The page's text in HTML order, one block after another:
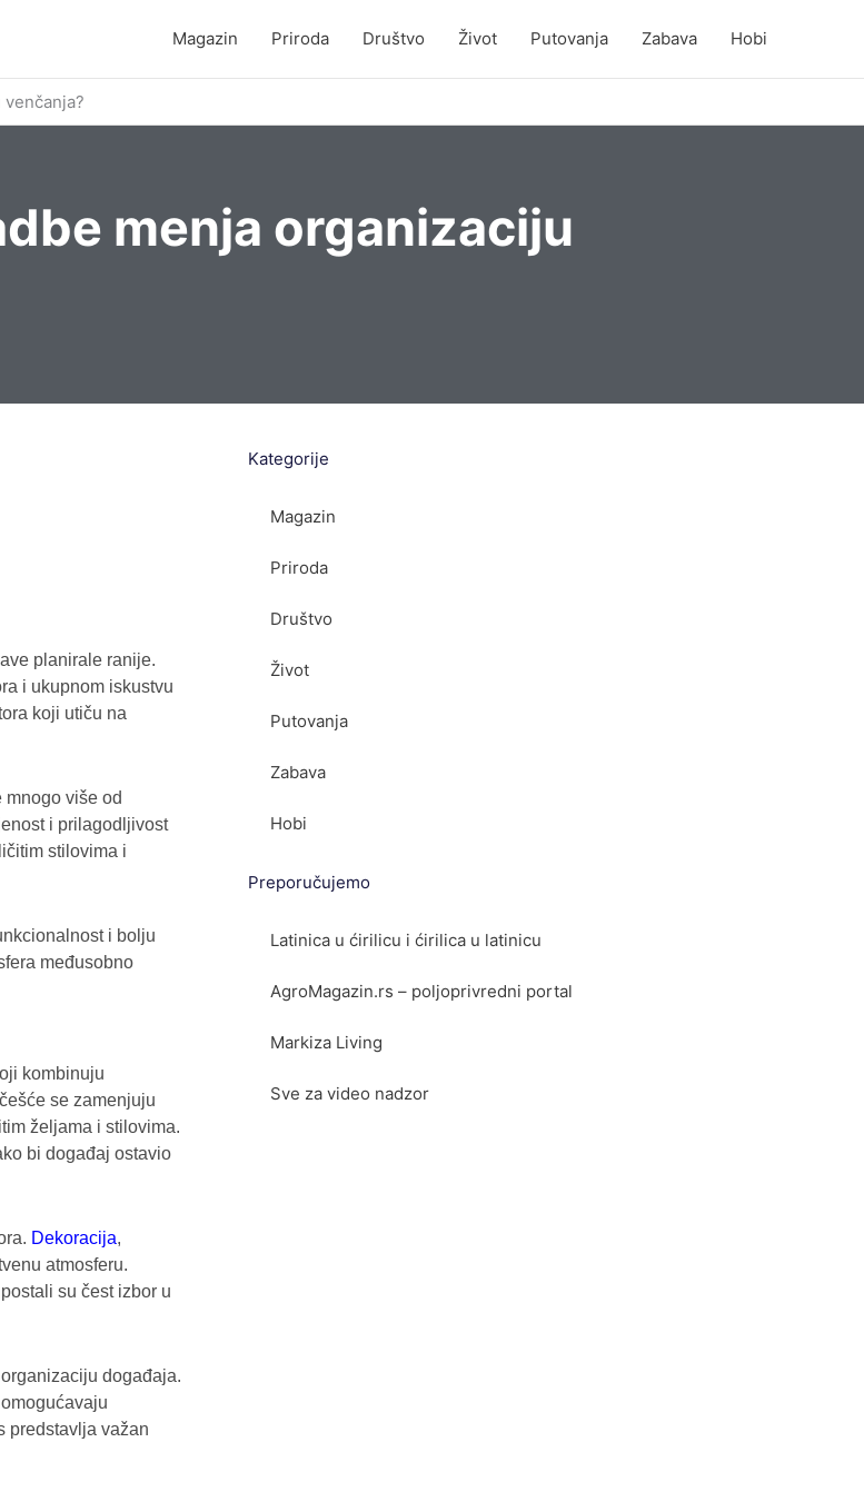
Magazin Priroda Društvo Život Putovanja Zabava Hobi
menja organizaciju
planirale ranije.
i ukupnom iskustvu
koji utiču na
više od
i prilagodljivost
stilovima i
i bolju
međusobno
kombinuju
se zamenjuju
željama i stilovima.
bi događaj ostavio
Dekoracija,
atmosferu.
su čest izbor u
događaja.
predstavlja važan
Kategorije
Magazin
Priroda
Društvo
Život
Putovanja
Zabava
Hobi
Preporučujemo
Latinica u ćirilicu i ćirilica u latinicu
AgroMagazin.rs – poljoprivredni portal
Markiza Living
Sve za video nadzor